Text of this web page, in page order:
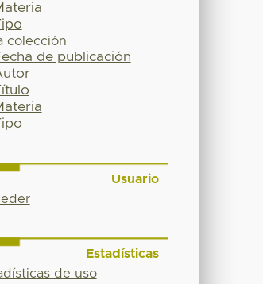
colección
de publicación
Usuario
Estadísticas
de uso